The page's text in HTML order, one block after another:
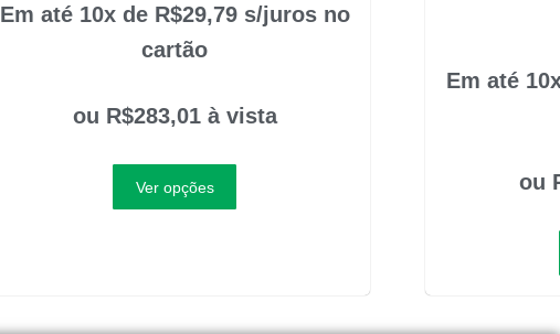
Em até 10x de R$29,79 s/juros no
cartão
ou R$283,01 à vista
Ver opções
Em até
ou